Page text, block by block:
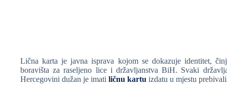
Lična karta je javna isprava kojom se dokazuje identitet,
boravišta za raseljeno lice i državljanstva BiH. Svaki
Hercegovini dužan je imati ličnu kartu izdatu u mjestu